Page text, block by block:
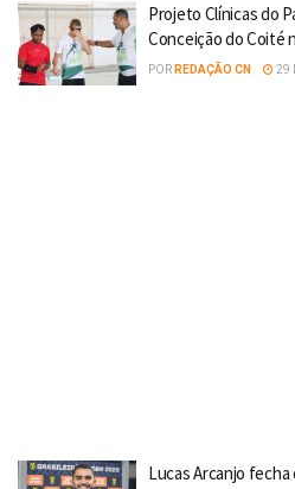
Projeto Clínicas do
Conceição do Coité
POR REDAÇÃO CN 29
Lucas Arcanjo